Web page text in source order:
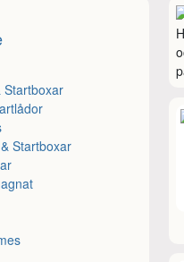
Startboxar
Startboxar